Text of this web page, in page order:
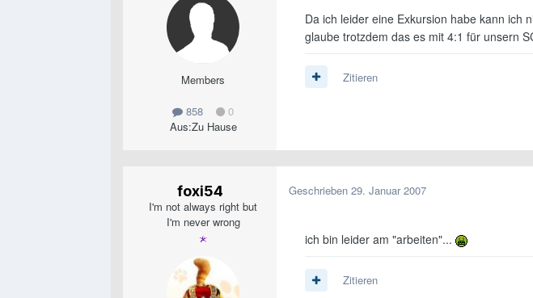
Members
858
0
Aus:Zu Hause
Da ich leider eine Exkursion habe kann ich
glaube trotzdem das es mit 4:1 für unsern
Zitieren
foxi54
I'm not always right but
I'm never wrong
Geschrieben 29. Januar 2007
ich bin leider am "arbeiten"...
Zitieren